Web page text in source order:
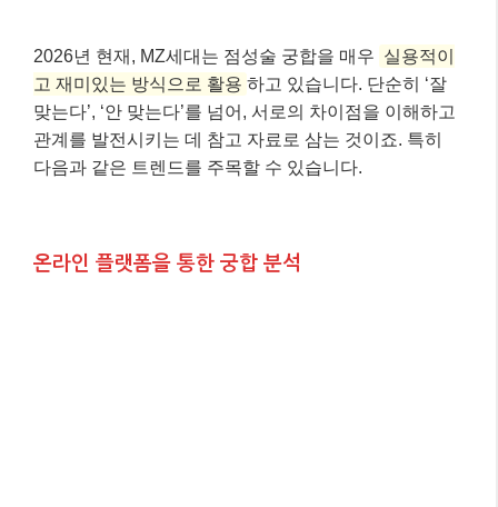
2026년 현재, MZ세대는 점성술 궁합을 매우 실용적이
고 재미있는 방식으로 활용 하고 있습니다. 단순히 ‘잘
맞는다’, ‘안 맞는다’를 넘어, 서로의 차이점을 이해하고
관계를 발전시키는 데 참고 자료로 삼는 것이죠. 특히
다음과 같은 트렌드를 주목할 수 있습니다.
온라인 플랫폼을 통한 궁합 분석